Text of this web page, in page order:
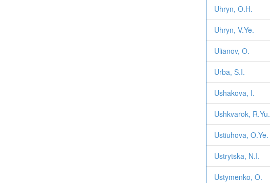
Uhryn, O.H.
Uhryn, V.Ye.
Ulianov, O.
Urba, S.I.
Ushakova, I.
Ushkvarok, R.Yu.
Ustiuhova, O.Ye.
Ustrytska, N.I.
Ustymenko, O.